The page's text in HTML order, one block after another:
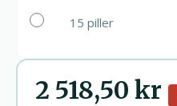
15 piller
2 518,50 kr